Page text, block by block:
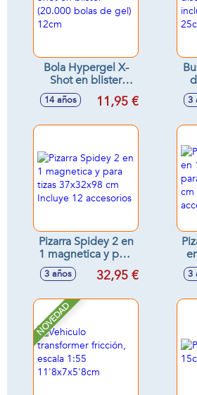
Bola Hypergel X-
Shot en blister
(20.000 bolas de
gel) 12cm
14 años 11,95 € 3
Pizarra Spidey 2 en
1 magnetica y para
tizas 37x32x98 cm
Incluye 12
3 años 32,95 € 3
NOVEDAD